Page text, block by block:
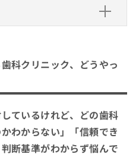
ける歯科クリニ
クする4つのポイ
紹介もあり！
ラント治療にお
11選
科クリニック、どうやっ
ているけれど、どの歯科
わからない」「信頼でき
断基準がわからず悩んで